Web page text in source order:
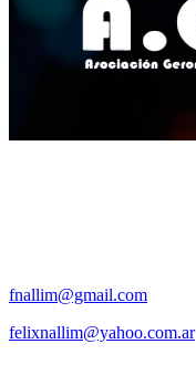
fnallim@gmail.com
felixnallim@yahoo.com.ar